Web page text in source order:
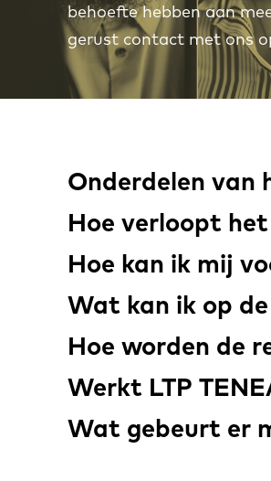
behoefte hebben aan
gerust contact met ons
Onderdelen van
Hoe verloopt
Hoe kan ik mij
Wat kan ik op
Hoe worden de
Werkt LTP
Wat gebeurt er